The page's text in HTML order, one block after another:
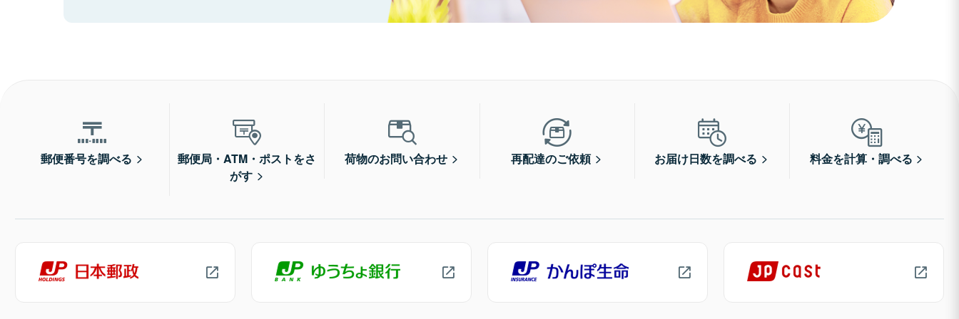
郵便番号を調べる
郵便局・ATM・ポストをさ
がす
荷物のお問い合わせ 再配達のご依頼 お届け日数を調べる 料金を計算・調べる